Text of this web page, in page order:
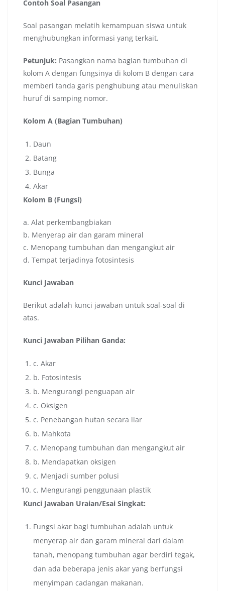
Contoh Soal Pasangan
Soal pasangan melatih kemampuan siswa untuk
menghubungkan informasi yang terkait.
Petunjuk: Pasangkan nama bagian tumbuhan di
kolom A dengan fungsinya di kolom B dengan cara
memberi tanda garis penghubung atau menuliskan
huruf di samping nomor.
Kolom A (Bagian Tumbuhan)
Daun
Batang
Bunga
Akar
Kolom B (Fungsi)
a. Alat perkembangbiakan
b. Menyerap air dan garam mineral
c. Menopang tumbuhan dan mengangkut air
d. Tempat terjadinya fotosintesis
Kunci Jawaban
Berikut adalah kunci jawaban untuk soal-soal di
atas.
Kunci Jawaban Pilihan Ganda:
c. Akar
b. Fotosintesis
b. Mengurangi penguapan air
c. Oksigen
c. Penebangan hutan secara liar
b. Mahkota
c. Menopang tumbuhan dan mengangkut air
b. Mendapatkan oksigen
c. Menjadi sumber polusi
c. Mengurangi penggunaan plastik
Kunci Jawaban Uraian/Esai Singkat:
Fungsi akar bagi tumbuhan adalah untuk
menyerap air dan garam mineral dari dalam
tanah, menopang tumbuhan agar berdiri tegak,
dan ada beberapa jenis akar yang berfungsi
menyimpan cadangan makanan.